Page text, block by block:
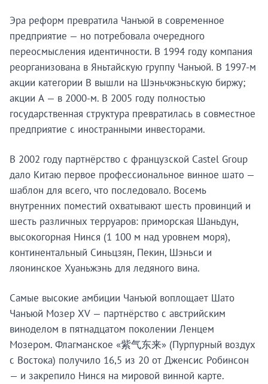
Эра реформ превратила Чанъюй в современное
предприятие — но потребовала очередного
переосмысления идентичности. В 1994 году компания
реорганизована в Яньтайскую группу Чанъюй. В 1997-м
акции категории B вышли на Шэньчжэньскую биржу;
акции А — в 2000-м. В 2005 году полностью
государственная структура превратилась в совместное
предприятие с иностранными инвесторами.
В 2002 году партнёрство с французской Castel Group
дало Китаю первое профессиональное винное шато —
шаблон для всего, что последовало. Восемь
внутренних поместий охватывают шесть провинций и
шесть различных терруаров: приморская Шаньдун,
высокогорная Нинся (1 100 м над уровнем моря),
континентальный Синьцзян, Пекин, Шэньси и
ляонинское Хуаньжэнь для ледяного вина.
Самые высокие амбиции Чанъюй воплощает Шато
Чанъюй Мозер XV — партнёрство с австрийским
виноделом в пятнадцатом поколении Ленцем
Мозером. Флагманское «紫气东来» (Пурпурный воздух
с Востока) получило 16,5 из 20 от Дженсис Робинсон
— и закрепило Нинся на мировой винной карте.
по развивающимся рынкам.
Подписаться
Позже